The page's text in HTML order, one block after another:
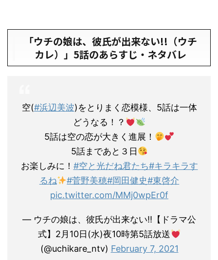
「ウチの娘は、彼氏が出来ない!!（ウチ
カレ）」5話のあらすじ・ネタバレ
空(#浜辺美波)をとりまく恋模様、5話は一体
どうなる！？
5話は空の恋が大きく進展！
5話まであと３日
お楽しみに！ #空と光だね君たち#キラキラす
るね
#菅野美穂#岡田健史#東啓介
pic.twitter.com/MMj0wpEr0f
— ウチの娘は、彼氏が出来ない‼︎【ドラマ公
式】2月10日(水)夜10時第5話放送
(@uchikare_ntv) February 7, 2021